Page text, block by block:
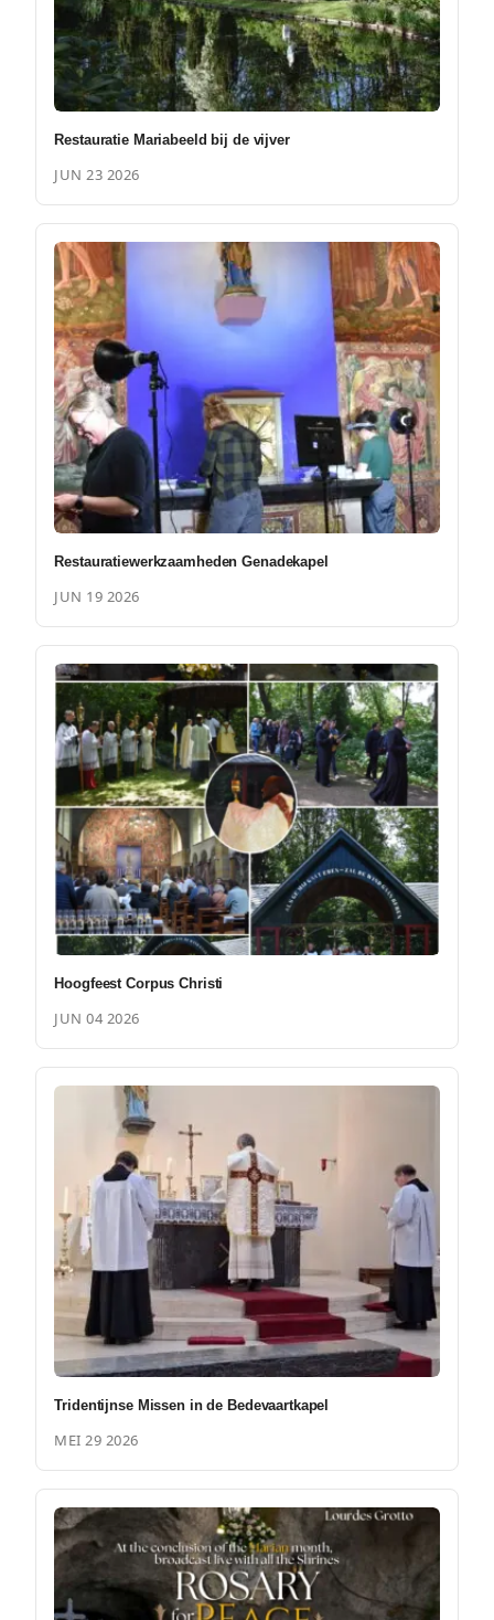
Restauratie Mariabeeld bij de vijver
JUN 23 2026
Restauratiewerkzaamheden Genadekapel
JUN 19 2026
Hoogfeest Corpus Christi
JUN 04 2026
Tridentijnse Missen in de Bedevaartkapel
MEI 29 2026